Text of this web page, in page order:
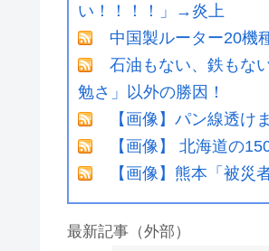
い！！！！」→炎上
中国製ルーター20機
石油もない、鉄もな
勉さ」以外の勝因！
【画像】パン線透け
【画像】 北海道の
【画像】熊本「被災
最新記事（外部）